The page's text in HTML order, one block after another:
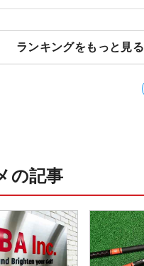
ランキングをもっと見る
の記事